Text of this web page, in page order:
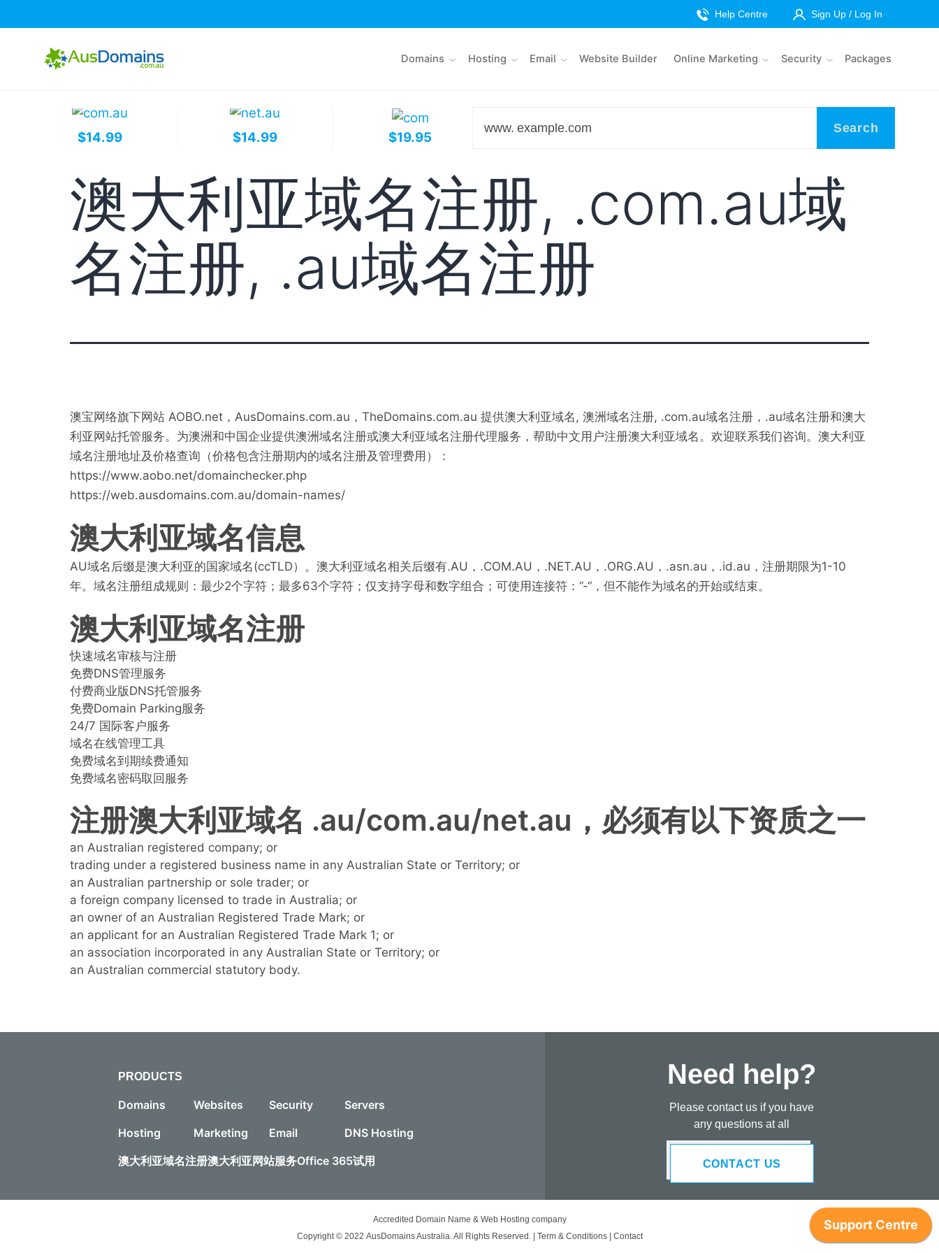
Help Centre Sign Up / Log In
Domains Hosting Email Website Builder Online Marketing Security Packages
$14.99 $14.99 $19.95
www. Search
澳大利亚域名注册, .com.au域
名注册, .au域名注册
澳宝网络旗下网站 AOBO.net，AusDomains.com.au，TheDomains.com.au 提供澳大利亚域名, 澳洲域名注册, .com.au域名注册，.au域名注册和澳大
利亚网站托管服务。为澳洲和中国企业提供澳洲域名注册或澳大利亚域名注册代理服务，帮助中文用户注册澳大利亚域名。欢迎联系我们咨询。澳大利亚
域名注册地址及价格查询（价格包含注册期内的域名注册及管理费用）：
https://www.aobo.net/domainchecker.php
https://web.ausdomains.com.au/domain-names/
澳大利亚域名信息
AU域名后缀是澳大利亚的国家域名(ccTLD）。澳大利亚域名相关后缀有.AU，.COM.AU，.NET.AU，.ORG.AU，.asn.au，.id.au，注册期限为1-10
年。域名注册组成规则：最少2个字符；最多63个字符；仅支持字母和数字组合；可使用连接符：”-“，但不能作为域名的开始或结束。
澳大利亚域名注册
快速域名审核与注册
免费DNS管理服务
付费商业版DNS托管服务
免费Domain Parking服务
24/7 国际客户服务
域名在线管理工具
免费域名到期续费通知
免费域名密码取回服务
注册澳大利亚域名 .au/com.au/net.au，必须有以下资质之一
an Australian registered company; or
trading under a registered business name in any Australian State or Territory; or
an Australian partnership or sole trader; or
a foreign company licensed to trade in Australia; or
an owner of an Australian Registered Trade Mark; or
an applicant for an Australian Registered Trade Mark 1; or
an association incorporated in any Australian State or Territory; or
an Australian commercial statutory body.
PRODUCTS
Domains Websites Security
Servers
Hosting
Marketing Email
DNS Hosting
澳大利亚域名注册澳大利亚网站服务Office 365试用
Need help?
Please contact us if you have
any questions at all
CONTACT US
Accredited Domain Name & Web Hosting company
Copyright © 2022 AusDomains Australia. All Rights Reserved. | Term & Conditions| Contact